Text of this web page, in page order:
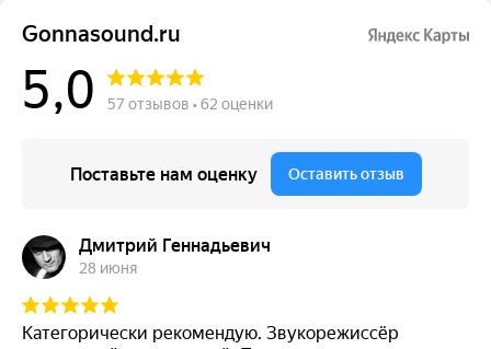
Gonnasound.ru
5,0 57 отзывов • 62 оценки
Поставьте нам оценку Оставить отзыв
Дмитрий Геннадьевич
28 июня
Категорически рекомендую. Звукорежиссёр